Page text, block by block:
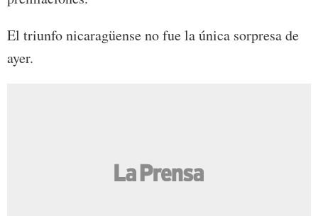
El triunfo nicaragüense no fue la única sorpresa de
ayer.